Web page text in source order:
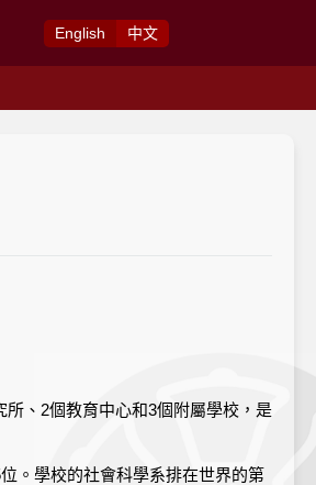
English 中文
、2個教育中心和3個附屬學校，是
。學校的社會科學系排在世界的第